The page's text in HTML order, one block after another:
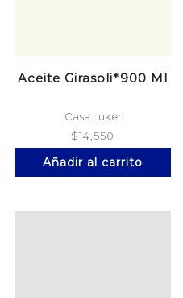
Aceite Girasoli*900 Ml
Casa Luker
$14,550
Añadir al carrito